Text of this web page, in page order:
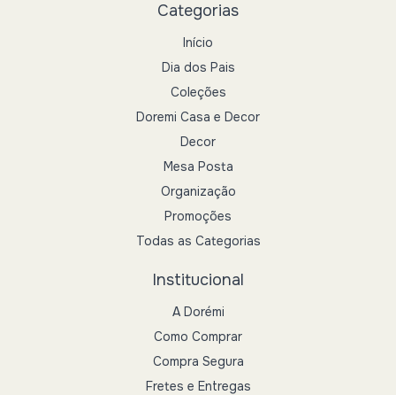
Categorias
Início
Dia dos Pais
Coleções
Doremi Casa e Decor
Decor
Mesa Posta
Organização
Promoções
Todas as Categorias
Institucional
A Dorémi
Como Comprar
Compra Segura
Fretes e Entregas